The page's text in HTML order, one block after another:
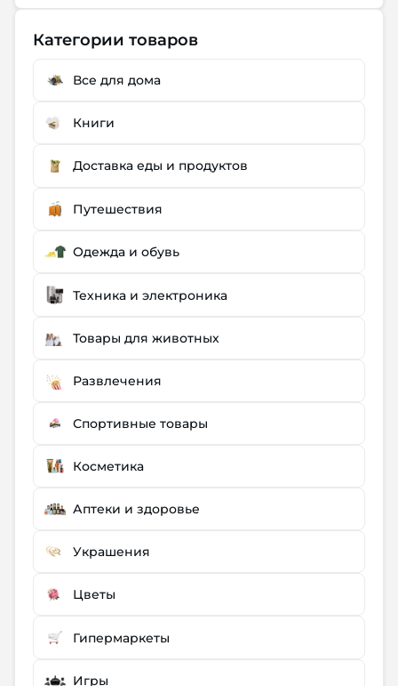
Категории товаров
Все для дома
Книги
Доставка еды и продуктов
Путешествия
Одежда и обувь
Техника и электроника
Товары для животных
Развлечения
Спортивные товары
Косметика
Аптеки и здоровье
Украшения
Цветы
Гипермаркеты
Игры